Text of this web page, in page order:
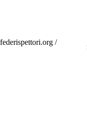
/